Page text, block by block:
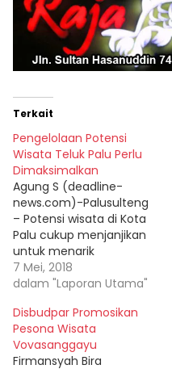
Terkait
Pengelolaan Potensi
Wisata Teluk Palu Perlu
Dimaksimalkan
Agung S (deadline-
news.com)-Palusulteng
– Potensi wisata di Kota
Palu cukup menjanjikan
untuk menarik
wisatawan. Salah satu
primadonanya, yakni
potensi yang ada ini
belum dikelola secara
maksimal, untuk menarik
wisatawan asing datang
7 Mei, 2018
dalam "Laporan Utama"
Disbudpar Promosikan
Pesona Wisata
Vovasanggayu
Firmansyah Bira